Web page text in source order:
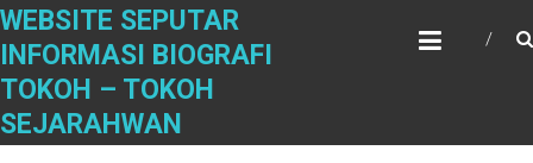
S
t
o
WEBSITE SEPUTAR
INFORMASI BIOGRAFI
TOKOH – TOKOH
SEJARAHWAN